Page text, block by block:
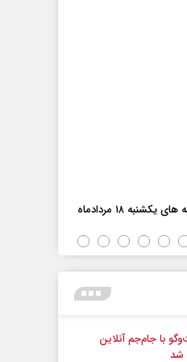
۱۸ مردادماه